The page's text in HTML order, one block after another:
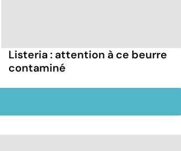
Listeria : attention à ce beurre
contaminé